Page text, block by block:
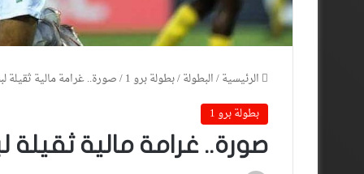
الرئيسية/البطولة/بطولة برو 1 /صورة.. غرامة مالية
بطولة برو 1
صورة.. غرامة مالية